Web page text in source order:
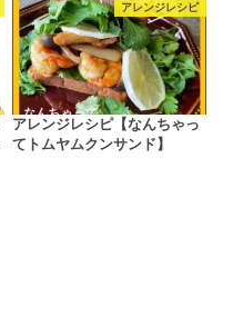
アレンジレシピ
アレンジレシピ【なんちゃっ
てトムヤムクンサンド】